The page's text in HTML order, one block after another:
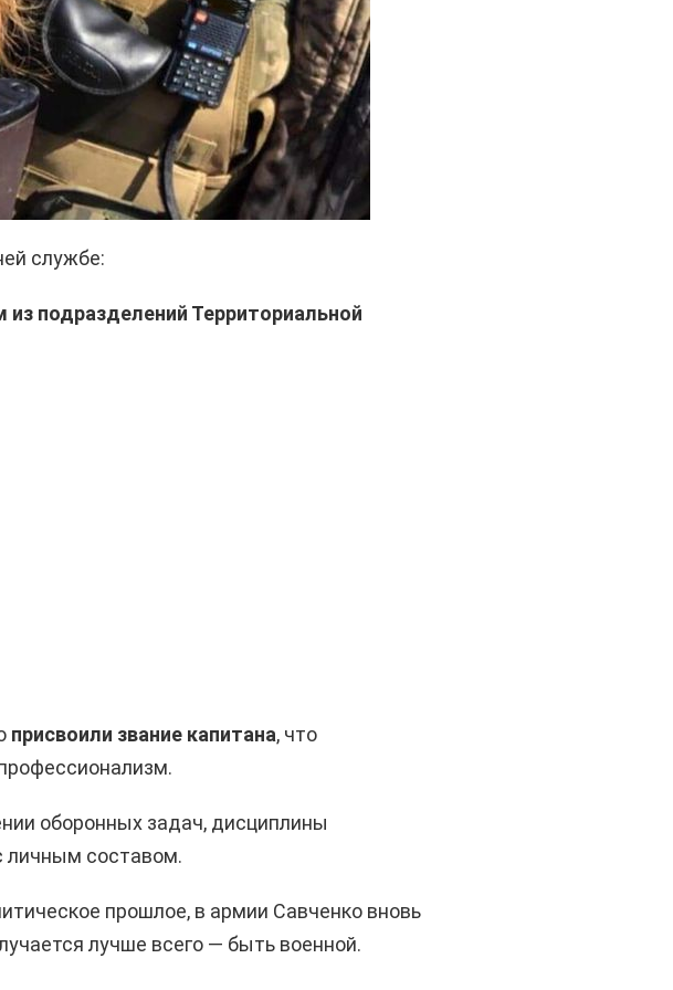
службе:
подразделений Территориальной
присвоили звание капитана, что
оборонных задач, дисциплины
личным составом.
прошлое, в армии Савченко вновь
лучше всего — быть военной.